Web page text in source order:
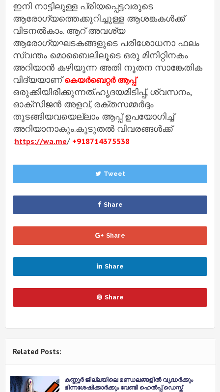
ഇനി നാട്ടിലുള്ള പ്രിയപ്പെട്ടവരുടെ
ആരോഗ്യത്തെക്കുറിച്ചുള്ള ആശങ്കകള്‍ക്ക്
വിടനല്‍കാം. ആറ്​ അവശ്യ
ആരോഗ്യഘടകങ്ങളുടെ പരിശോധനാ ഫലം
സ്വന്തം മൊബൈലിലൂടെ ഒരു മിനിറ്റിനകം
അറിയാന്‍ കഴിയുന്ന അതി നൂതന സാങ്കേതിക
വിദ്യയാണ്​കെയര്‍ബെറ്റര്‍ ആപ്പ്
ഒരുക്കിയിരിക്കുന്നത്​.ഹൃദയമിടിപ്പ്​, ശ്വസനം,
ഓക്സിജന്‍ അളവ്​, രക്​തസമ്മര്‍ദ്ദം
തുടങ്ങിയവയെല്ലാം ആപ്പ്​ ഉപയോഗിച്ച്‌​
അറിയാനാകും.കൂടുതല്‍ വിവരങ്ങള്‍ക്ക്
:https://wa.me/ +918714375538
Tweet
Share
Share
Share
Share
Related Posts:
കണ്ണൂർ ജില്ലയിലെ മണ്ഡലങ്ങളിൽ വൃദ്ധർക്കും
ഭിന്നശേഷിക്കാർക്കും വേണ്ടി ഹെൽപ്പ് ഡെസ്ക്